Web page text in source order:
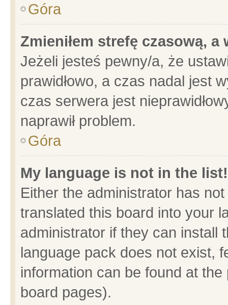
Góra
Zmieniłem strefę czasową,
Jeżeli jesteś pewny/a, że
prawidłowo, a czas nadal jest
czas serwera jest
naprawił problem.
Góra
My language is not in the list!
Either the administrator has
translated this board into your
administrator if they can install
language pack does not exist,
information can be found at
board pages).